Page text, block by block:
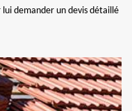
lui demander un devis détaillé